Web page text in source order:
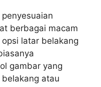
berbagai macam
latar belakang
gambar yang
atau